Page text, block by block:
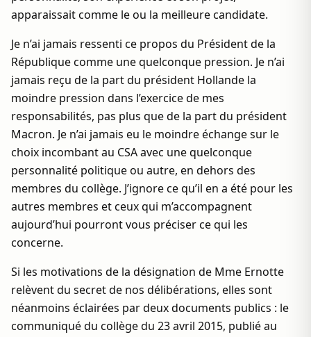
apparaissait comme le ou la meilleure candidate.
Je n’ai jamais ressenti ce propos du Président de la
République comme une quelconque pression. Je n’ai
jamais reçu de la part du président Hollande la
moindre pression dans l’exercice de mes
responsabilités, pas plus que de la part du président
Macron. Je n’ai jamais eu le moindre échange sur le
choix incombant au CSA avec une quelconque
personnalité politique ou autre, en dehors des
membres du collège. J’ignore ce qu’il en a été pour les
autres membres et ceux qui m’accompagnent
aujourd’hui pourront vous préciser ce qui les
concerne.
Si les motivations de la désignation de Mme Ernotte
relèvent du secret de nos délibérations, elles sont
néanmoins éclairées par deux documents publics : le
communiqué du collège du 23 avril 2015, publié au